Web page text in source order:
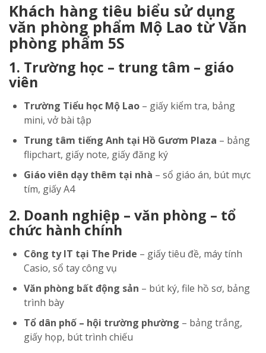
Khách hàng tiêu biểu sử dụng
văn phòng phẩm Mộ Lao từ Văn
phòng phẩm 5S
1. Trường học – trung tâm – giáo
viên
Trường Tiểu học Mộ Lao – giấy kiểm tra, bảng
mini, vở bài tập
Trung tâm tiếng Anh tại Hồ Gươm Plaza – bảng
flipchart, giấy note, giấy đăng ký
Giáo viên dạy thêm tại nhà – sổ giáo án, bút mực
tím, giấy A4
2. Doanh nghiệp – văn phòng – tổ
chức hành chính
Công ty IT tại The Pride – giấy tiêu đề, máy tính
Casio, sổ tay công vụ
Văn phòng bất động sản – bút ký, file hồ sơ, bảng
trình bày
Tổ dân phố – hội trường phường – bảng trắng,
giấy họp, bút trình chiếu